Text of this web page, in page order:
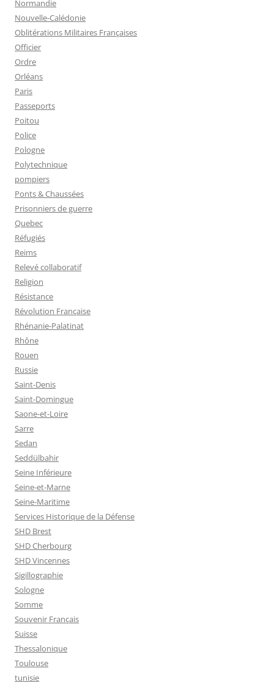
Normandie
Nouvelle-Calédonie
Oblitérations Militaires Françaises
Officier
Ordre
Orléans
Paris
Passeports
Poitou
Police
Pologne
Polytechnique
pompiers
Ponts & Chaussées
Prisonniers de guerre
Quebec
Réfugiés
Reims
Relevé collaboratif
Religion
Résistance
Révolution Française
Rhénanie-Palatinat
Rhône
Rouen
Russie
Saint-Denis
Saint-Domingue
Saone-et-Loire
Sarre
Sedan
Seddülbahir
Seine Inférieure
Seine-et-Marne
Seine-Maritime
Services Historique de la Défense
SHD Brest
SHD Cherbourg
SHD Vincennes
Sigillographie
Sologne
Somme
Souvenir Français
Suisse
Thessalonique
Toulouse
tunisie